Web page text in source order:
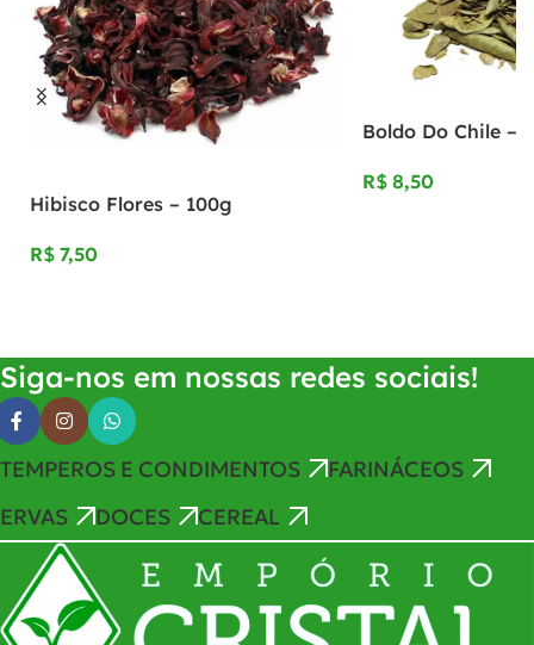
Hibisco Flores – 100g
R$
Boldo Do Chile –
R$
Siga-nos em nossas redes sociais!
TEMPEROS E CONDIMENTOS
FARINÁCEOS
ERVAS
DOCES CEREAL